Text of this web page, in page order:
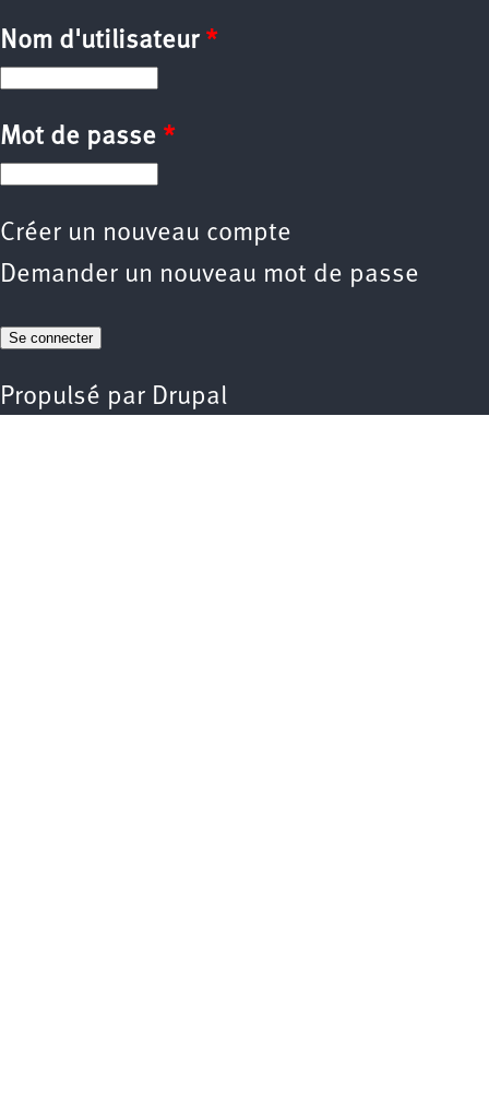
Nom d'utilisateur *
Mot de passe *
Créer un nouveau compte
Demander un nouveau mot de passe
Propulsé par Drupal